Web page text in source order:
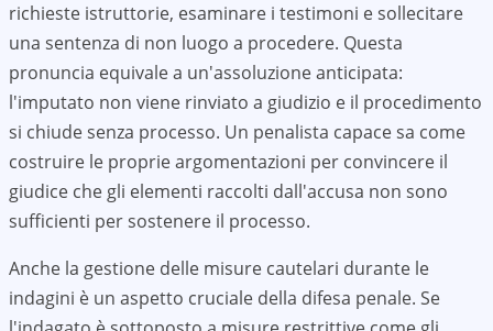
richieste istruttorie, esaminare i testimoni e sollecitare
una sentenza di non luogo a procedere. Questa
pronuncia equivale a un'assoluzione anticipata:
l'imputato non viene rinviato a giudizio e il procedimento
si chiude senza processo. Un penalista capace sa come
costruire le proprie argomentazioni per convincere il
giudice che gli elementi raccolti dall'accusa non sono
sufficienti per sostenere il processo.
Anche la gestione delle misure cautelari durante le
indagini è un aspetto cruciale della difesa penale. Se